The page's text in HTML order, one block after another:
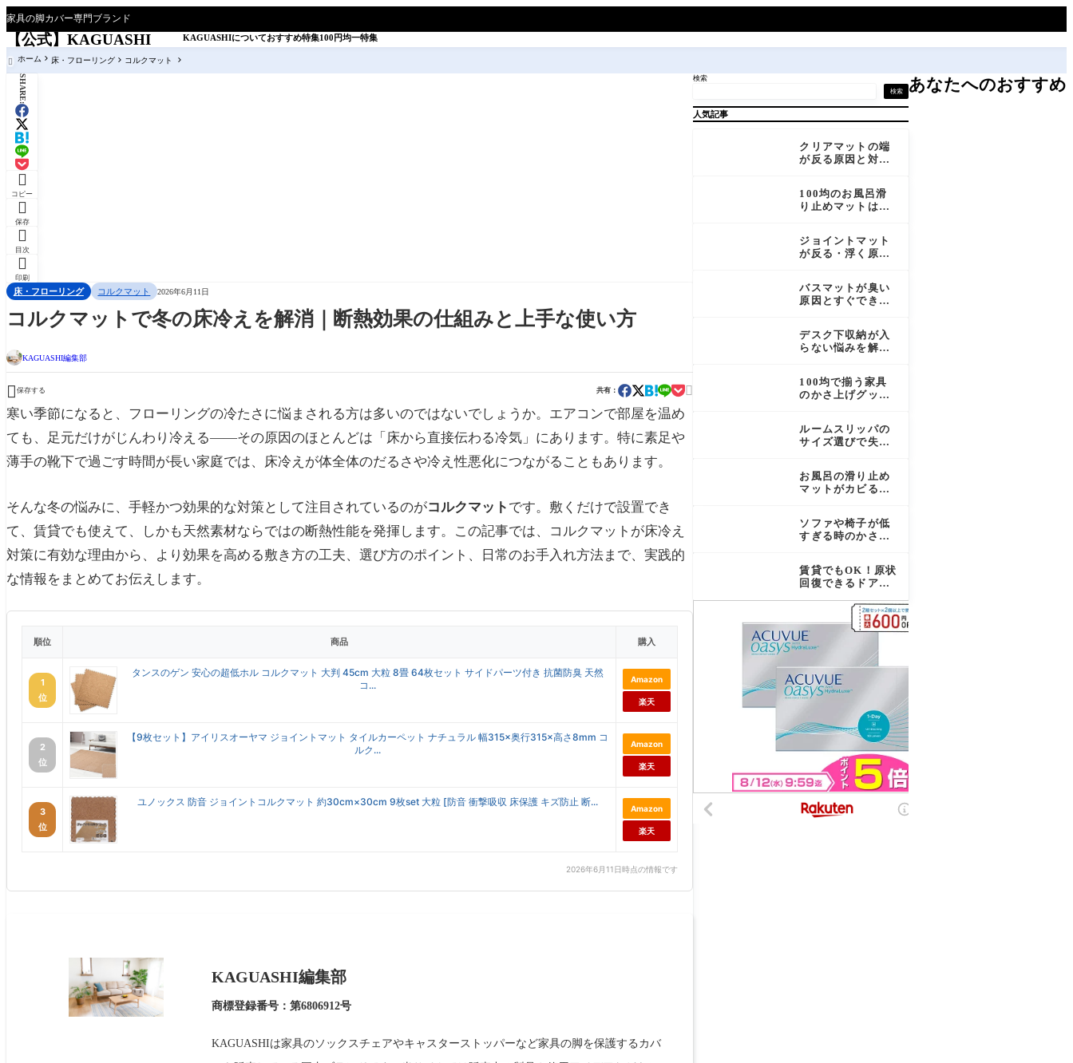
家具の脚カバー専門ブランド
【公式】KAGUASHI KAGUASHIについておすすめ特集100円均一特集
 ホーム 床・フローリング コルクマット
SHARE:

コピー

保存

目次

印刷
床・フローリング コルクマット 2026年6月11日
コルクマットで冬の床冷えを解消｜断熱効果の仕組みと上手な使い方
KAGUASHI編集部
 保存する 共有：

寒い季節になると、フローリングの冷たさに悩まされる方は多いのではないでしょうか。エアコンで部屋を温め
ても、足元だけがじんわり冷える——その原因のほとんどは「床から直接伝わる冷気」にあります。特に素足や
薄手の靴下で過ごす時間が長い家庭では、床冷えが体全体のだるさや冷え性悪化につながることもあります。
そんな冬の悩みに、手軽かつ効果的な対策として注目されているのがコルクマット です。敷くだけで設置でき
て、賃貸でも使えて、しかも天然素材ならではの断熱性能を発揮します。この記事では、コルクマットが床冷え
対策に有効な理由から、より効果を高める敷き方の工夫、選び方のポイント、日常のお手入れ方法まで、実践的
な情報をまとめてお伝えします。
順位 商品 購入
1
位
タンスのゲン 安心の超低ホル コルクマット 大判 45cm 大粒 8畳 64枚セット サイドパーツ付き 抗菌防臭 天然
コ...
Amazon
楽天
2
位
【9枚セット】アイリスオーヤマ ジョイントマット タイルカーペット ナチュラル 幅315×奥行315×高さ8mm コ
ルク...
Amazon
楽天
3
位
ユノックス 防音 ジョイントコルクマット 約30cm×30cm 9枚set 大粒 [防音 衝撃吸収 床保護 キズ防止 断...
Amazon
楽天
2026年6月11日時点の情報です
KAGUASHI編集部
商標登録番号：第6806912号
KAGUASHIは家具のソックスチェアやキャスターストッパーなど家具の脚を保護するカバ
検索
検索
人気記事
クリアマットの端
が反る原因と対処
とめ
100均のお風呂滑
り止めマットはコ
法を解説
ジョイントマット
が反る・浮く原因
説
バスマットが臭い
原因とすぐできる
解説
デスク下収納が入
らない悩みを解決
る方法
100均で揃う家具
のかさ上げグッズ
説
ルームスリッパの
サイズ選びで失敗
材別の注意点まで
お風呂の滑り止め
マットがカビる原
ソファや椅子が低
すぎる時のかさ上
賃貸でもOK！原状
回復できるドア下
の選び方と活用法
あなたへのおすすめ